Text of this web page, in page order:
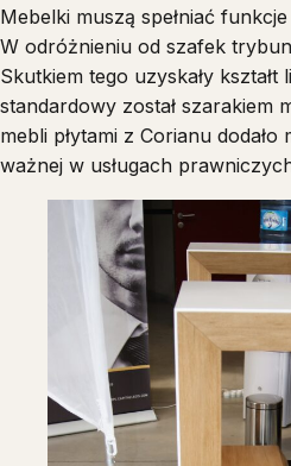
Mebelki muszą spełniać
W odróżnieniu od szafek
Skutkiem tego uzyskały kształt
standardowy został szarakiem
mebli płytami z Corianu
ważnej w usługach